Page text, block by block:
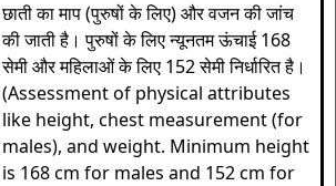
छाती का माप (पुरुषों के लिए) और वजन की जांच
की जाती है। पुरुषों के लिए न्यूनतम ऊंचाई 168
सेमी और महिलाओं के लिए 152 सेमी निर्धारित है।
(Assessment of physical attributes
like height, chest measurement (for
males), and weight. Minimum height
is 168 cm for males and 152 cm for